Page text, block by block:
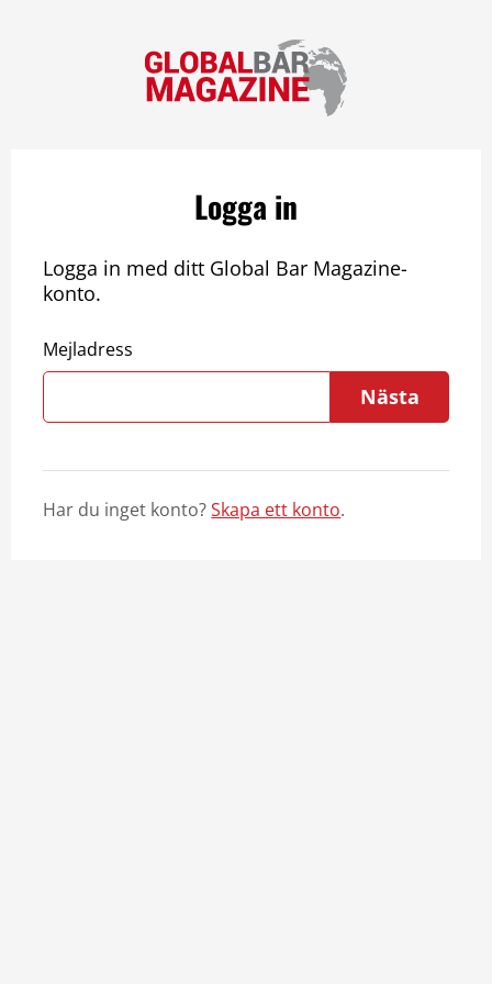
Logga in
Logga in med ditt Global Bar Magazine-
konto.
Mejladress
Nästa
Har du inget konto?Skapa ett konto.